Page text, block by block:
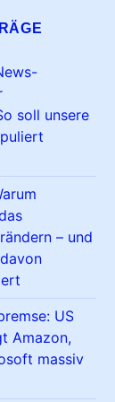
soll unsere
– und
US
Amazon,
massiv